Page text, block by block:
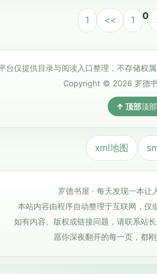
1 << 1 0
台仅提供目录与阅读入口整理，不存储权
Copyright © 2026 罗德
顶部
xml地图
罗德书屋 · 每天发现一本让
本站内容由程序自动整理于互联网，仅
如有内容、版权或链接问题，请联系站
愿你深夜翻开的每一页，都刚